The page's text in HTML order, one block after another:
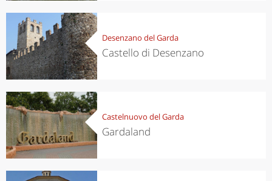
Desenzano del Garda
Castello di Desenzano
Castelnuovo del Garda
Gardaland